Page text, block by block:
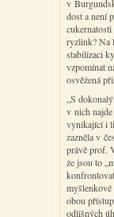
v
dost a není
ryzlink? Na
stabilizaci
vzpomínat
osvěžená
„S
v nich
vynikající i
zazněla v
právě prof.
že jsou to
obou
odlišných